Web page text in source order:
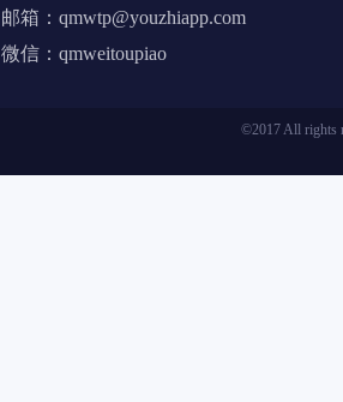
邮箱：qmwtp@youzhiapp.com
微信：qmweitoupiao
©2017 All rights